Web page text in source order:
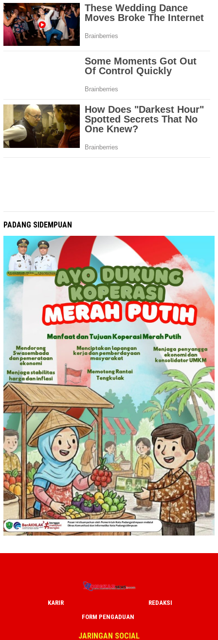
PADANG SIDEMPUAN
KARIR
REDAKSI
FORM PENGADUAN
JARINGAN SOCIAL